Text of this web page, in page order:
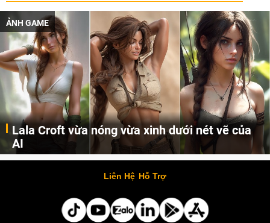
ẢNH GAME
Lala Croft vừa nóng vừa xinh dưới nét vẽ của
AI
Cùng đến với những hình ảnh Lala Croft của Tomb Raider dưới nét vẽ của AI. Một cô nàng xinh đẹp, nóng bỏng nhưng cũng rắn rỏi và mạnh mẽ.
Liên Hệ Hỗ Trợ